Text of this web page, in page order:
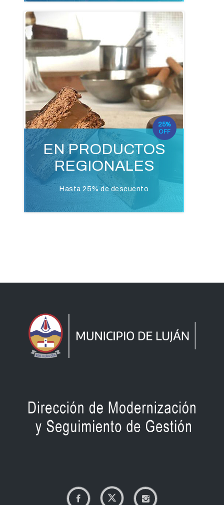
25%
OFF
EN PRODUCTOS
REGIONALES
Hasta 25% de descuento